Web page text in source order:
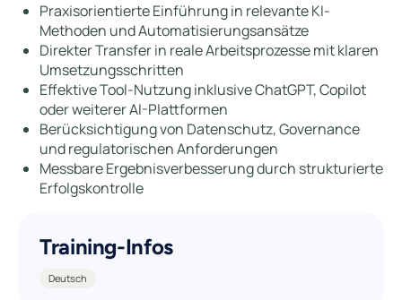
Praxisorientierte Einführung in relevante KI-
Methoden und Automatisierungsansätze
Direkter Transfer in reale Arbeitsprozesse mit klaren
Umsetzungsschritten
Effektive Tool-Nutzung inklusive ChatGPT, Copilot
oder weiterer AI-Plattformen
Berücksichtigung von Datenschutz, Governance
und regulatorischen Anforderungen
Messbare Ergebnisverbesserung durch strukturierte
Erfolgskontrolle
Training-Infos
Deutsch